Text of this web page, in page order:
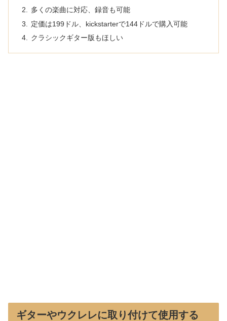
多くの楽曲に対応、録音も可能
定価は199ドル、kickstarterで144ドルで購入可能
クラシックギター版もほしい
ギターやウクレレに取り付けて使用する